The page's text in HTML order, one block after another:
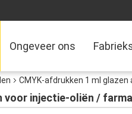
Ongeveer ons
CMYK-afdrukken 1 ml
voor injectie-oliën /